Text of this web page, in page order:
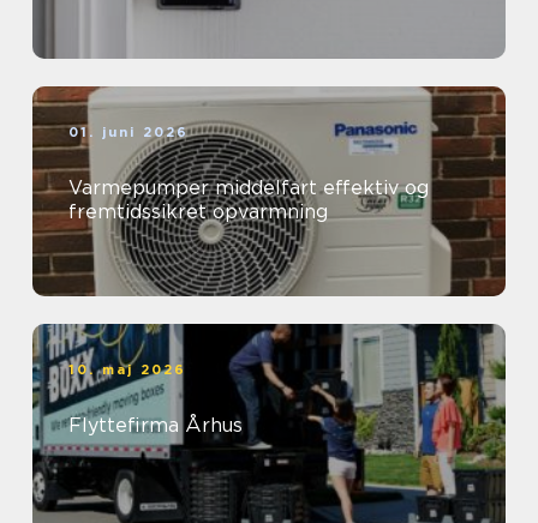
01. juni 2026
Varmepumper middelfart effektiv og
fremtidssikret opvarmning
10. maj 2026
Flyttefirma Århus